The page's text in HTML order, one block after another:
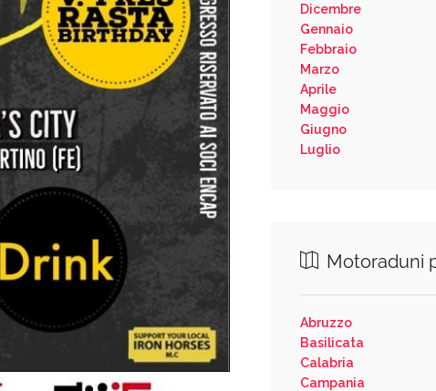
Dicembre
Gennaio
Febbraio
Marzo
Aprile
Maggio
Giugno
Luglio
Motoraduni
Abruzzo
Basilicata
Calabria
Campania